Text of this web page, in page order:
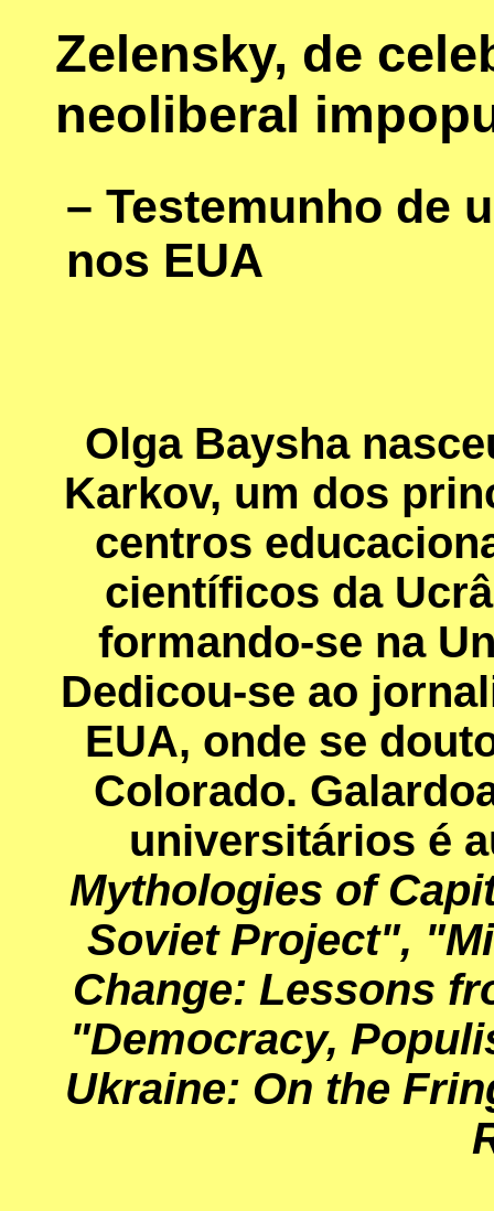
Zelensky, de
neoliberal
– Testemunho de
nos EUA
Olga Baysha
Karkov, um dos
centros
científicos da
formando-se na
Dedicou-se ao
EUA, onde se
Colorado.
universitários é
Mythologies of
Soviet Project",
Change: Lessons
"Democracy,
Ukraine: On the